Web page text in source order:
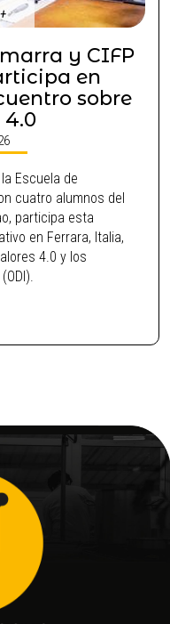
y CIFP
en
sobre
4.0
Escuela de
cuatro alumnos del
participa esta
en Ferrara, Italia,
4.0 y los